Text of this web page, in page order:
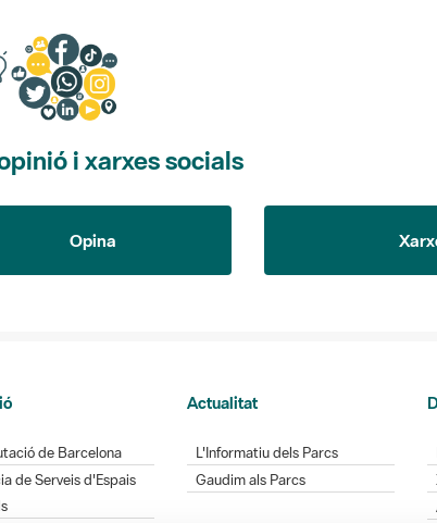
i xarxes socials
Opina
de Barcelona
de Serveis d'Espais
Actualitat
L'Informatiu dels Parcs
Gaudim als Parcs